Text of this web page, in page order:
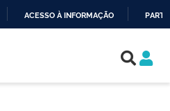
ACESSO À INFORMAÇÃO